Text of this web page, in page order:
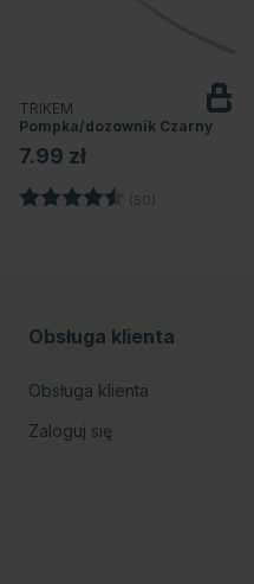
TRIKEM
Pompka/dozownik Czarny
7.99 zł
Ocena: (50)
Obsługa klienta
Obsługa klienta
Zaloguj się